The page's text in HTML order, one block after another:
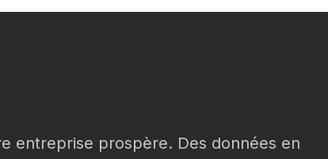
entreprise prospère. Des données en